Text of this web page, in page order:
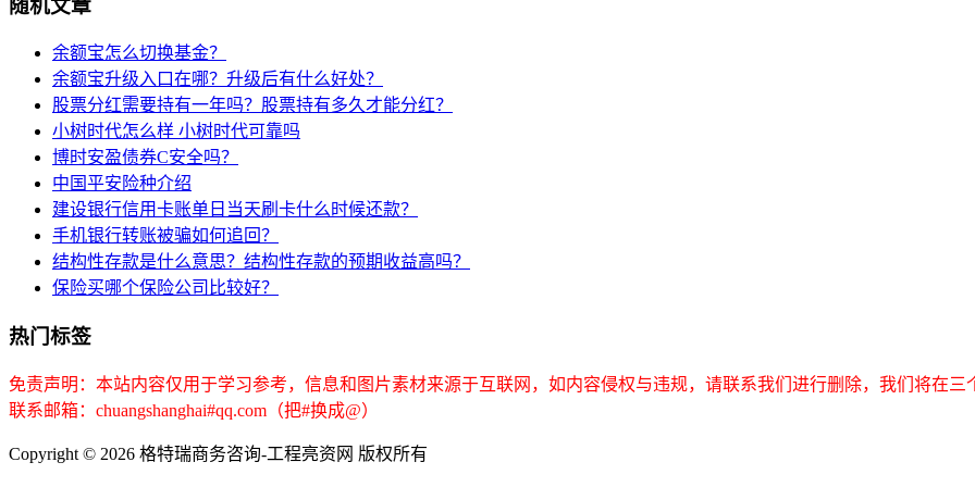
随机文章
余额宝怎么切换基金？
余额宝升级入口在哪？升级后有什么好处？
股票分红需要持有一年吗？股票持有多久才能分红？
小树时代怎么样 小树时代可靠吗
博时安盈债券C安全吗？
中国平安险种介绍
建设银行信用卡账单日当天刷卡什么时候还款？
手机银行转账被骗如何追回？
结构性存款是什么意思？结构性存款的预期收益高吗？
保险买哪个保险公司比较好？
热门标签
免责声明：本站内容仅用于学习参考，信息和图片素材来源于互联网，如内容侵权与违规，请联系我们进行删除，我们将在三
联系邮箱：chuangshanghai#qq.com（把#换成@）
Copyright © 2026 格特瑞商务咨询-工程亮资网 版权所有